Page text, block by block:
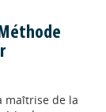
maîtrise de la